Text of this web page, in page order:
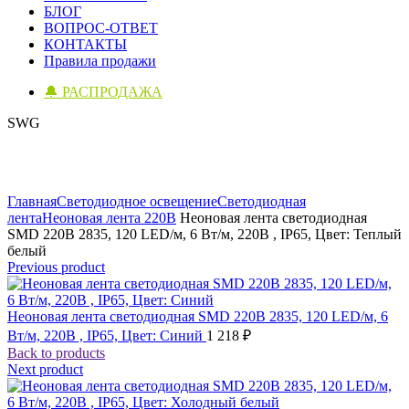
БЛОГ
ВОПРОС-ОТВЕТ
КОНТАКТЫ
Правила продажи
🔔 РАСПРОДАЖА
SWG
ГлавнаяСветодиодное освещениеСветодиодная
лентаНеоновая лента 220В Неоновая лента светодиодная
SMD 220В 2835, 120 LED/м, 6 Вт/м, 220В , IP65, Цвет: Теплый
белый
Previous product
Неоновая лента светодиодная SMD 220В 2835, 120 LED/м, 6
Вт/м, 220В , IP65, Цвет: Синий 1 218 ₽
Back to products
Next product